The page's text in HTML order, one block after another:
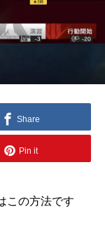
Share
Pin it
この方法です